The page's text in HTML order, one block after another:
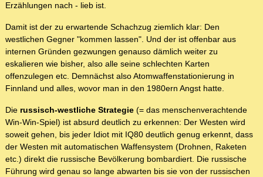
Erzählungen nach - lieb ist.
Damit ist der zu erwartende Schachzug ziemlich klar: Den
westlichen Gegner "kommen lassen". Und der ist offenbar aus
internen Gründen gezwungen genauso dämlich weiter zu
eskalieren wie bisher, also alle seine schlechten Karten
offenzulegen etc. Demnächst also Atomwaffenstationierung in
Finnland und alles, wovor man in den 1980ern Angst hatte.
Die russisch-westliche Strategie (= das menschenverachtende
Win-Win-Spiel) ist absurd deutlich zu erkennen: Der Westen wird
soweit gehen, bis jeder Idiot mit IQ80 deutlich genug erkennt, dass
der Westen mit automatischen Waffensystem (Drohnen, Raketen
etc.) direkt die russische Bevölkerung bombardiert. Die russische
Führung wird genau so lange abwarten bis sie von der russischen